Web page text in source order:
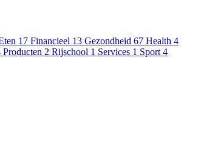
17 Financieel 13 Gezondheid 67 Health 4
Producten 2 Rijschool 1 Services 1 Sport 4